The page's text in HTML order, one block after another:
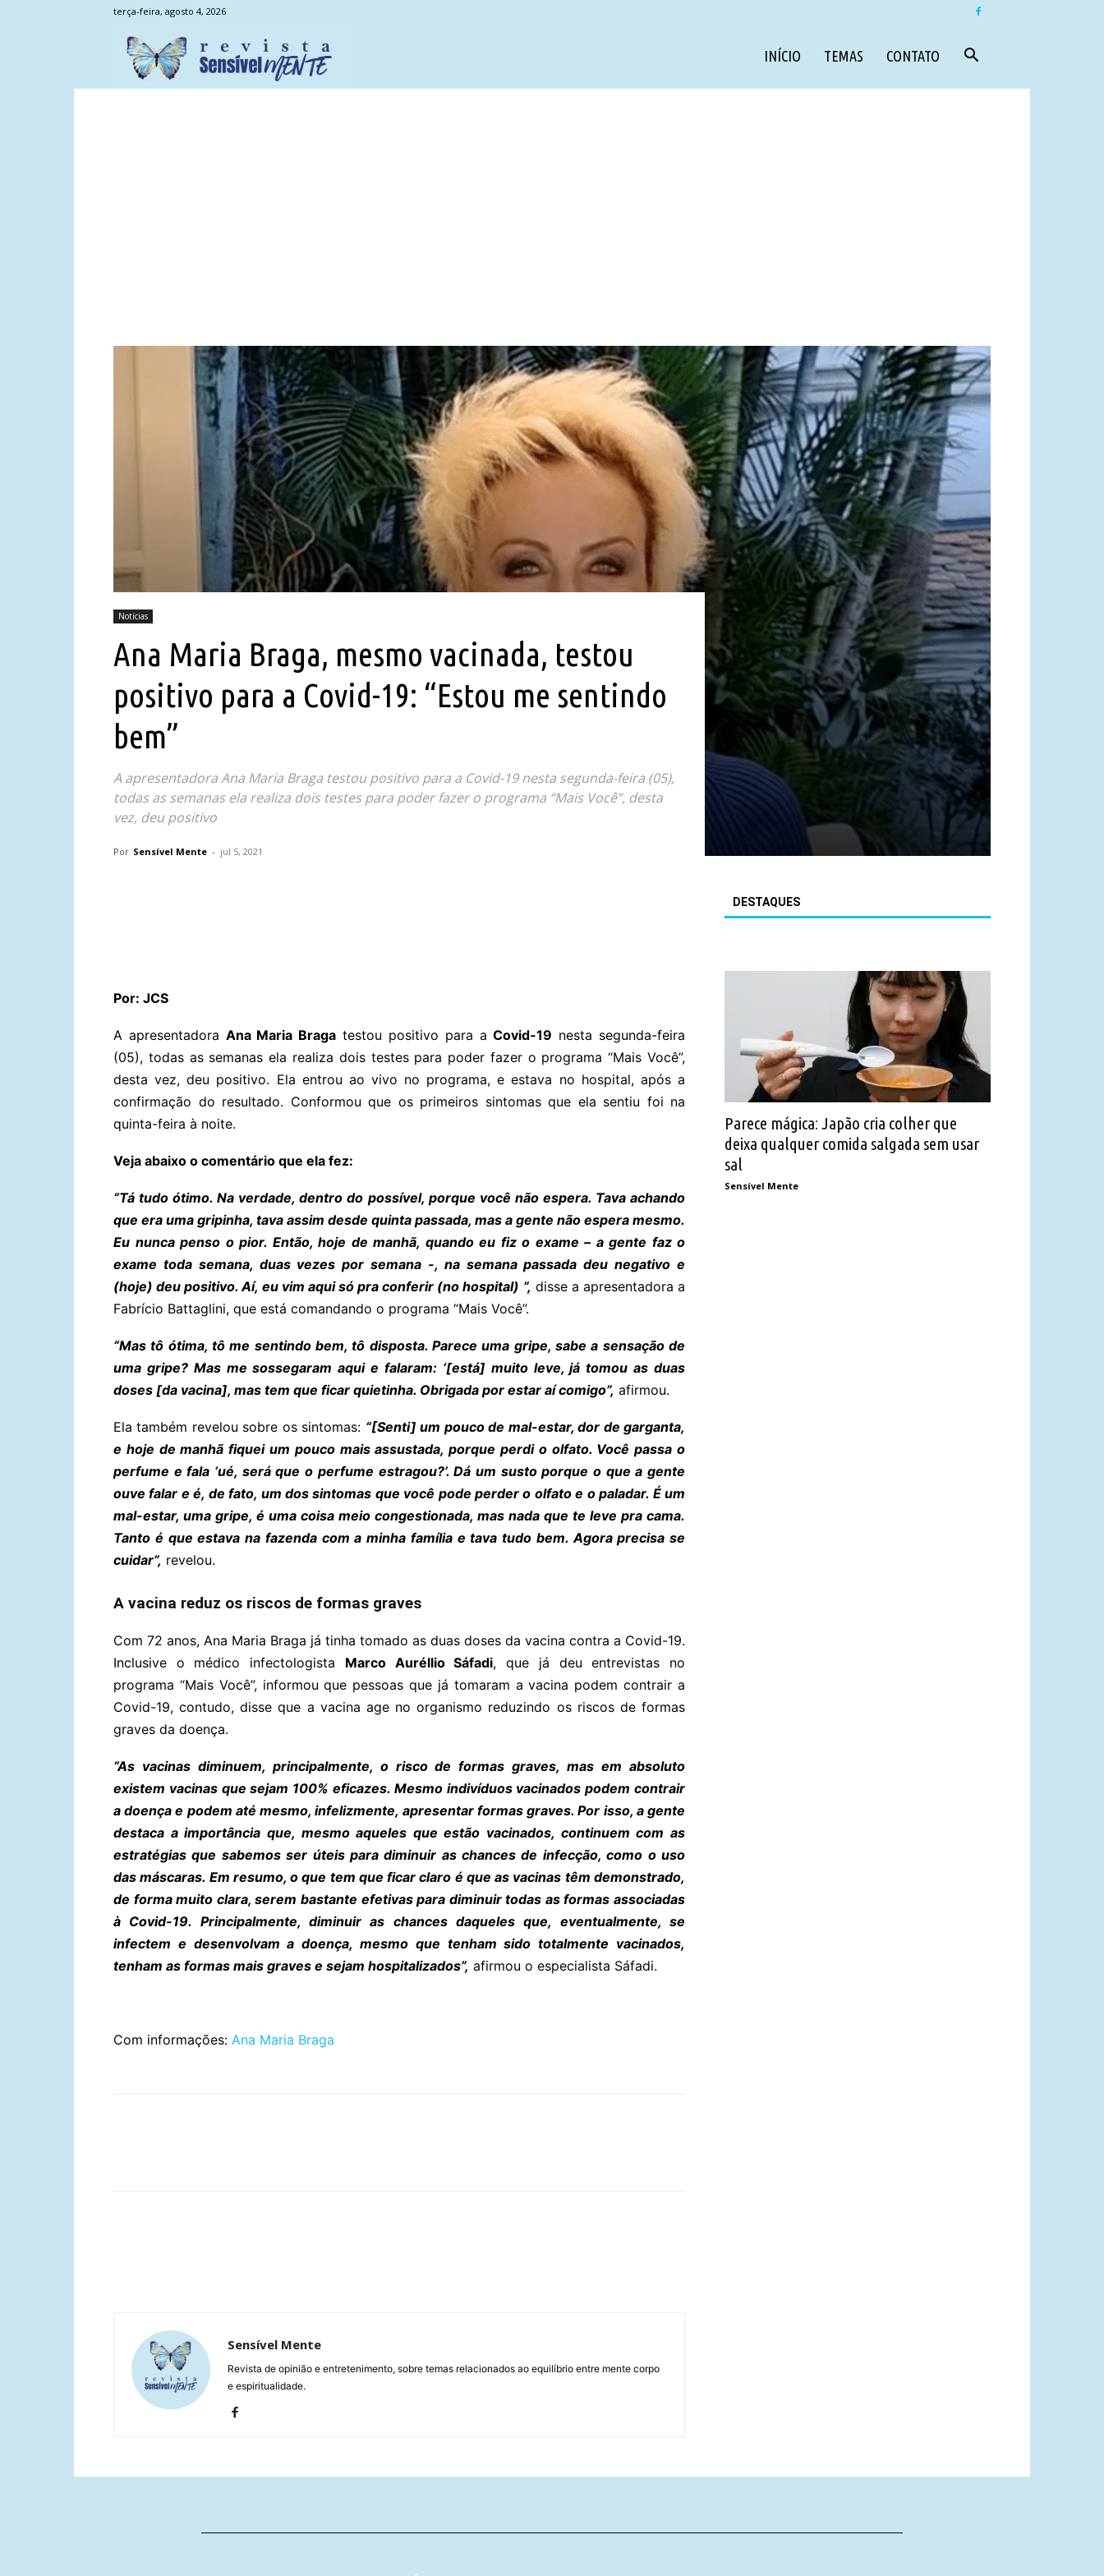
terça-feira, agosto 4, 2026
INÍCIO TEMAS CONTATO
Notícias
Ana Maria Braga, mesmo vacinada, testou
positivo para a Covid-19: “Estou me sentindo
bem”
A apresentadora Ana Maria Braga testou positivo para a Covid-19 nesta segunda-feira (05),
todas as semanas ela realiza dois testes para poder fazer o programa “Mais Você”, desta
vez, deu positivo
Por Sensível Mente - jul 5, 2021
Por: JCS
A apresentadora Ana Maria Braga testou positivo para aCovid-19 nesta segunda-feira
(05), todas as semanas ela realiza dois testes para poder fazer o programa “Mais Você”,
desta vez, deu positivo. Ela entrou ao vivo no programa, e estava no hospital, após a
confirmação do resultado. Conformou que os primeiros sintomas que ela sentiu foi na
quinta-feira à noite.
Veja abaixo o comentário que ela fez:
“Tá tudo ótimo. Na verdade, dentro do possível, porque você não espera. Tava achando
que era uma gripinha, tava assim desde quinta passada, mas a gente não espera mesmo.
Eu nunca penso o pior. Então, hoje de manhã, quando eu fiz o exame – a gente faz o
exame toda semana, duas vezes por semana -, na semana passada deu negativo e
(hoje) deu positivo. Aí, eu vim aqui só pra conferir (no hospital) ”, disse a apresentadora a
Fabrício Battaglini, que está comandando o programa “Mais Você”.
“Mas tô ótima, tô me sentindo bem, tô disposta. Parece uma gripe, sabe a sensação de
uma gripe? Mas me sossegaram aqui e falaram: ‘[está] muito leve, já tomou as duas
doses [da vacina], mas tem que ficar quietinha. Obrigada por estar aí comigo”, afirmou.
Ela também revelou sobre os sintomas: “[Senti] um pouco de mal-estar, dor de garganta,
e hoje de manhã fiquei um pouco mais assustada, porque perdi o olfato. Você passa o
perfume e fala ‘ué, será que o perfume estragou?’. Dá um susto porque o que a gente
ouve falar e é, de fato, um dos sintomas que você pode perder o olfato e o paladar. É um
mal-estar, uma gripe, é uma coisa meio congestionada, mas nada que te leve pra cama.
Tanto é que estava na fazenda com a minha família e tava tudo bem. Agora precisa se
cuidar”, revelou.
A vacina reduz os riscos de formas graves
Com 72 anos, Ana Maria Braga já tinha tomado as duas doses da vacina contra a Covid-19.
Inclusive o médico infectologista Marco Auréllio Sáfadi, que já deu entrevistas no
programa “Mais Você”, informou que pessoas que já tomaram a vacina podem contrair a
Covid-19, contudo, disse que a vacina age no organismo reduzindo os riscos de formas
graves da doença.
“As vacinas diminuem, principalmente, o risco de formas graves, mas em absoluto
existem vacinas que sejam 100% eficazes. Mesmo indivíduos vacinados podem contrair
a doença e podem até mesmo, infelizmente, apresentar formas graves. Por isso, a gente
destaca a importância que, mesmo aqueles que estão vacinados, continuem com as
estratégias que sabemos ser úteis para diminuir as chances de infecção, como o uso
das máscaras. Em resumo, o que tem que ficar claro é que as vacinas têm demonstrado,
de forma muito clara, serem bastante efetivas para diminuir todas as formas associadas
à Covid-19. Principalmente, diminuir as chances daqueles que, eventualmente, se
infectem e desenvolvam a doença, mesmo que tenham sido totalmente vacinados,
tenham as formas mais graves e sejam hospitalizados”, afirmou o especialista Sáfadi.
Com informações: Ana Maria Braga
Sensível Mente
Revista de opinião e entretenimento, sobre temas relacionados ao equilíbrio entre mente corpo
e espiritualidade.
DESTAQUES
Parece mágica: Japão cria colher que
deixa qualquer comida salgada sem usar
sal
Sensível Mente